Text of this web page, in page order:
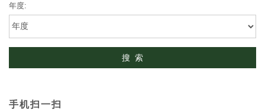
年度:
手机扫一扫